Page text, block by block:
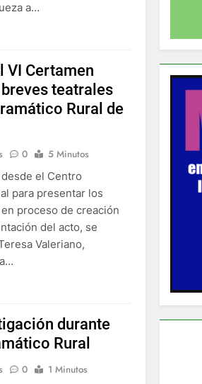
a…
VI Certamen
teatrales
Rural de
0
5 Minutos
el Centro
para presentar los
proceso de creación
del acto, se
Valeriano,
durante
Rural
0
1 Minutos